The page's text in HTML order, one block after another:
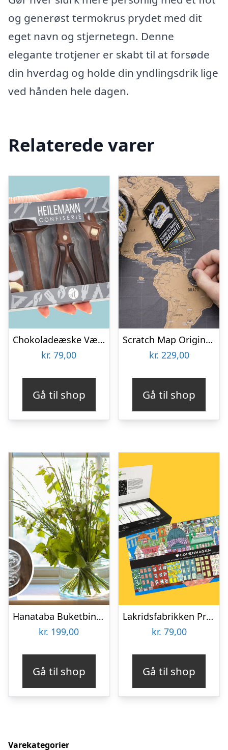
og generøst termokrus prydet med dit
eget navn og stjernetegn. Denne
elegante trotjener er skabt til at forsøde
din hverdag og holde din yndlingsdrik lige
ved hånden hele dagen.
Relaterede varer
Chokoladeæske Værktøj
kr. 79,00
Gå til shop
Scratch Map Original Deluxe
kr. 229,00
Gå til shop
Hanataba Buketbinder
kr. 199,00
Gå til shop
Lakridsfabrikken Premiumlakrids – Copenhagen
kr. 79,00
Gå til shop
Varekategorier